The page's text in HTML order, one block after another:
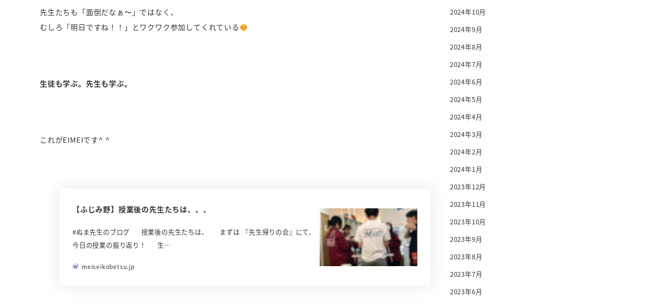
先生たちも「面倒だなぁ〜」ではなく、
むしろ「明日ですね！！」とワクワク参加してくれている
生徒も学ぶ。先生も学ぶ。
これがEIMEIです^ ^
【ふじみ野】授業後の先生たちは、、、
#ぬま先生のブログ 授業後の先生たちは、 まずは 『先生帰りの会』にて、
今日の授業の振り返り！ 生…
meiseikobetsu.jp
2024年10月
2024年9月
2024年8月
2024年7月
2024年6月
2024年5月
2024年4月
2024年3月
2024年2月
2024年1月
2023年12月
2023年11月
2023年10月
2023年9月
2023年8月
2023年7月
2023年6月